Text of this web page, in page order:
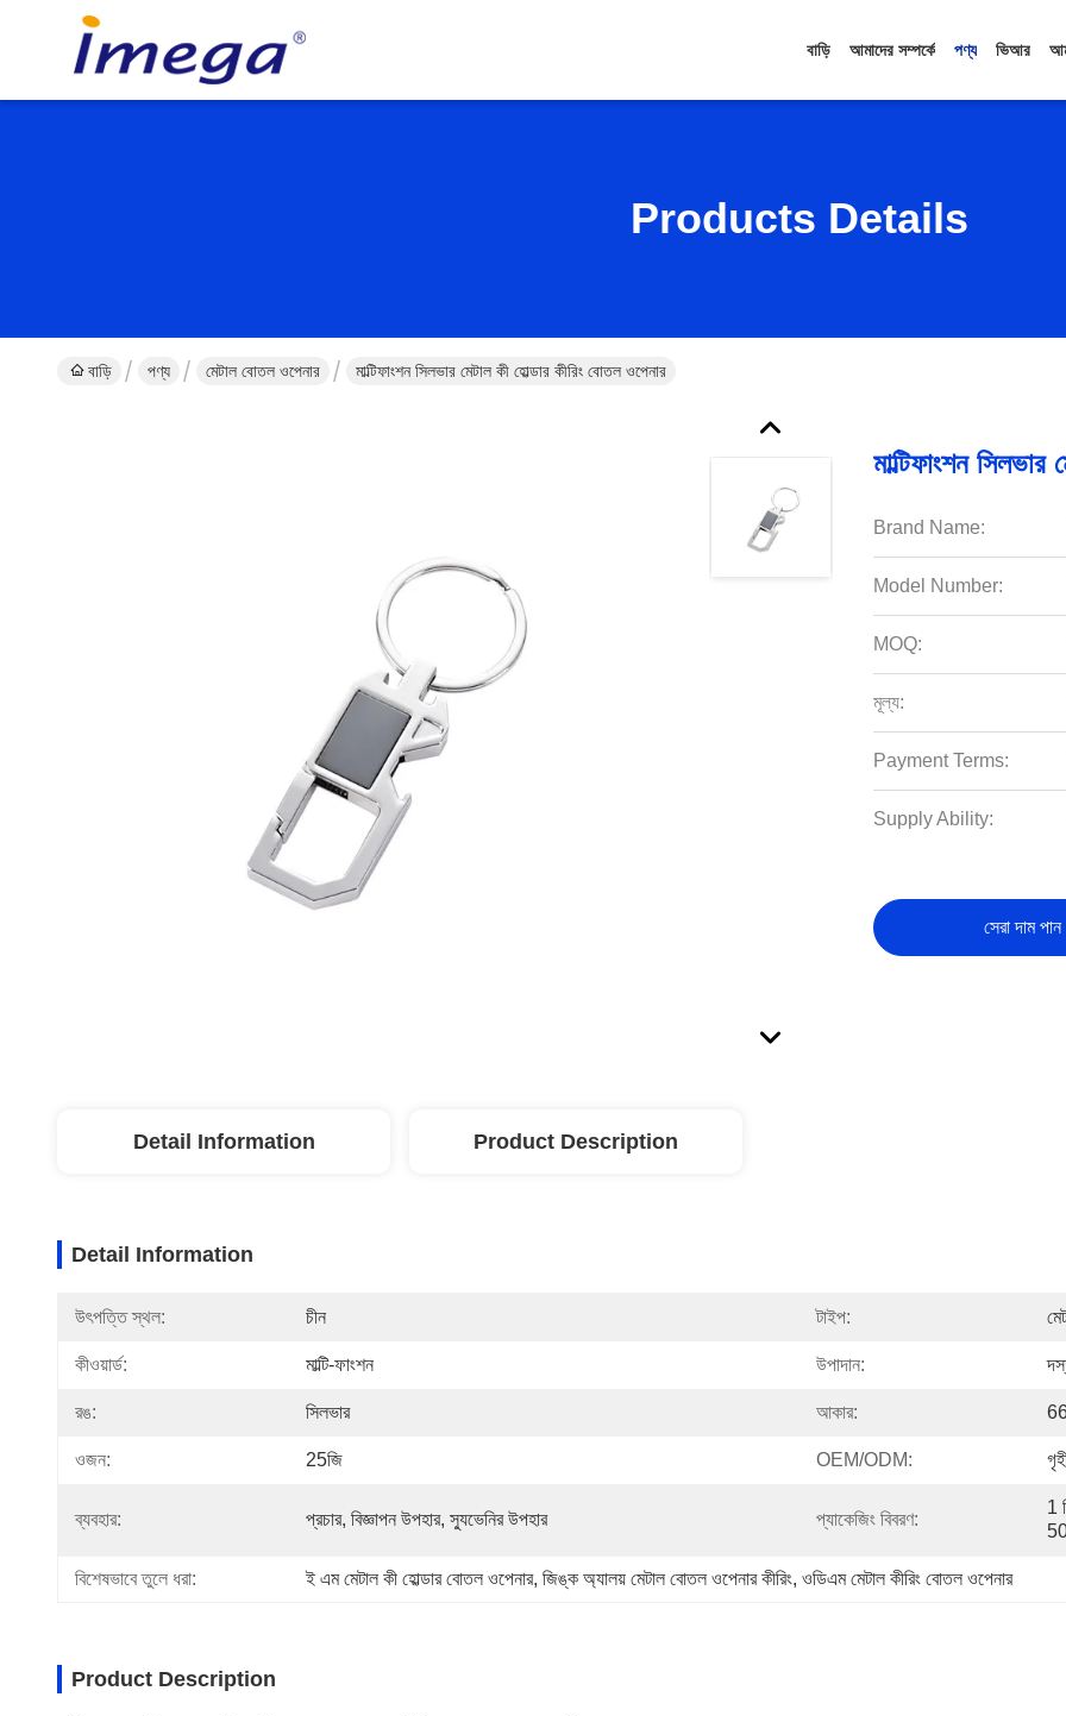
বাড়ি আমাদের সম্পর্কে পণ্য ভিআর
Products Details
বাড়ি পণ্য মেটাল বোতল ওপেনার মাল্টিফাংশন সিলভার মেটাল কী হোল্ডার কীরিং বোতল ওপেনার
মাল্টিফাংশন
Brand Name:
Model Number:
MOQ:
মূল্য:
Payment Terms:
Supply Ability:
সেরা দাম পান
Detail Information Product Description
Detail Information
উৎপত্তি স্থল: চীন টাইপ:
কীওয়ার্ড: মাল্টি-ফাংশন উপাদান:
রঙ: সিলভার আকার:
ওজন: 25জি OEM/ODM:
ব্যবহার: প্রচার, বিজ্ঞাপন উপহার, স্যুভেনির উপহার প্যাকেজিং বিবরণ:
1
বিশেষভাবে তুলে ধরা: ই এম মেটাল কী হোল্ডার বোতল ওপেনার, জিঙ্ক অ্যালয় মেটাল বোতল ওপেনার কীরিং, ওডিএম মেটাল কীরিং বোতল ওপেনার
Product Description